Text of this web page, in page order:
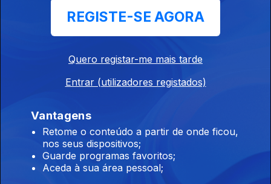
Maurice Ravel (IV)
22 set. 2024
Ep. 29
15 set. 2024
A música do compositor Maurice Ravel (III)
Maurice Ravel (II).
REGISTE-SE AGORA
Quero registar-me mais tarde
Entrar (utilizadores registados)
Vantagens
Retome o conteúdo a partir de onde ficou,
nos seus dispositivos;
Guarde programas favoritos;
Aceda à sua área pessoal;